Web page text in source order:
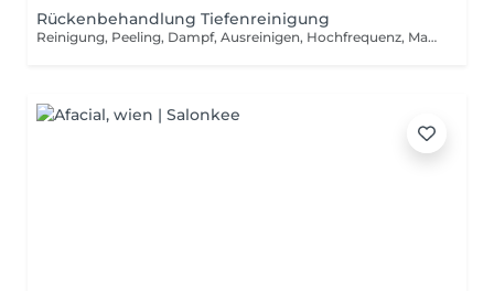
Rückenbehandlung Tiefenreinigung
Reinigung, Peeling, Dampf, Ausreinigen, Hochfrequenz, Maske, Abschlusspflege